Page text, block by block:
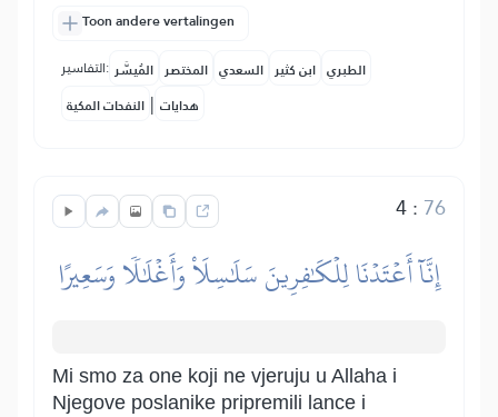
Toon andere vertalingen
التفاسير: المُيسَّر المختصر السعدي ابن كثير الطبري
النفحات المكية | هدايات
4: 76
إِنَّآ أَعۡتَدۡنَا لِلۡكَٰفِرِينَ سَلَٰسِلَاْ وَأَغۡلَٰلٗا وَسَعِيرًا
Mi smo za one koji ne vjeruju u Allaha i
Njegove poslanike pripremili lance i